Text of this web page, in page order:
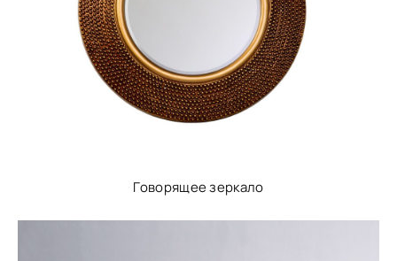
Говорящее зеркало